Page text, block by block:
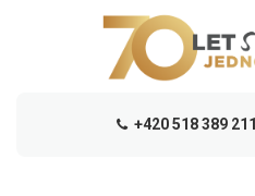
+420 518 389 211